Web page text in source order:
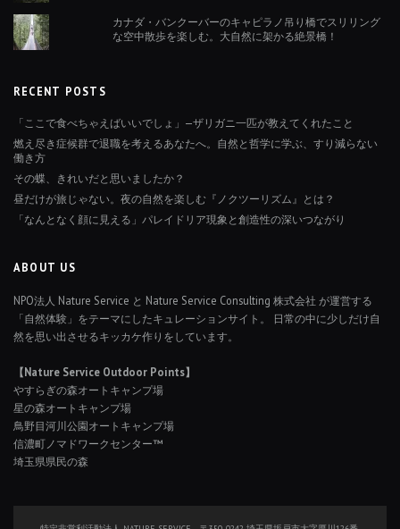
カナダ・バンクーバーのキャピラノ吊り橋でスリリング
な空中散歩を楽しむ。大自然に架かる絶景橋！
RECENT POSTS
「ここで食べちゃえばいいでしょ」—ザリガニ一匹が教えてくれたこと
燃え尽き症候群で退職を考えるあなたへ。自然と哲学に学ぶ、すり減らない
働き方
その蝶、きれいだと思いましたか？
昼だけが旅じゃない。夜の自然を楽しむ『ノクツーリズム』とは？
「なんとなく顔に見える」パレイドリア現象と創造性の深いつながり
ABOUT US
NPO法人 Nature Service と Nature Service Consulting 株式会社 が運営する
「自然体験」をテーマにしたキュレーションサイト。 日常の中に少しだけ自
然を思い出させるキッカケ作りをしています。
【Nature Service Outdoor Points】
やすらぎの森オートキャンプ場
星の森オートキャンプ場
鳥野目河川公園オートキャンプ場
信濃町ノマドワークセンター™
埼玉県県民の森